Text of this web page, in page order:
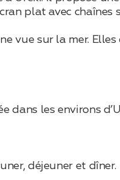
plat avec chaînes
vue sur la mer.
dans les environs
déjeuner et dîner.